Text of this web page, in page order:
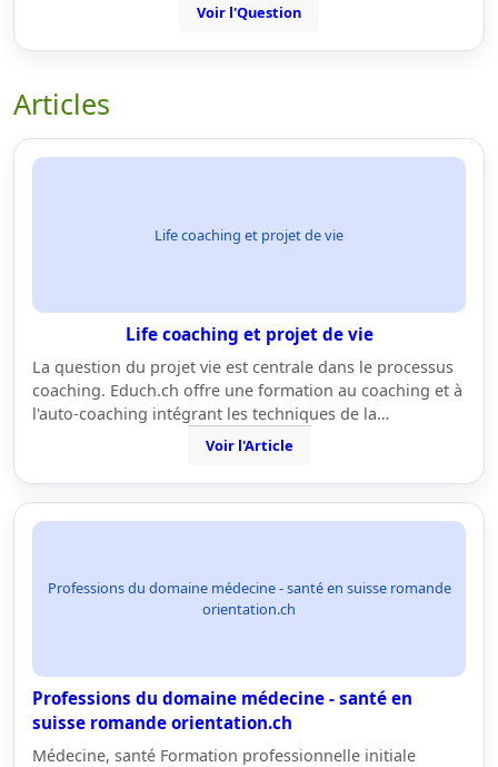
Voir l'Question
Articles
Life coaching et projet de vie
Life coaching et projet de vie
La question du projet vie est centrale dans le processus
coaching. Educh.ch offre une formation au coaching et à
l'auto-coaching intégrant les techniques de la…
Voir l'Article
Professions du domaine médecine - santé en suisse romande
orientation.ch
Professions du domaine médecine - santé en
suisse romande orientation.ch
Médecine, santé Formation professionnelle initiale